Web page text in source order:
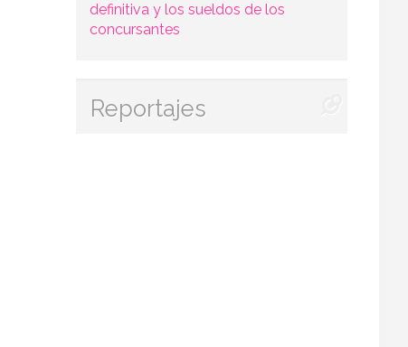
definitiva y los sueldos de los
concursantes
Reportajes